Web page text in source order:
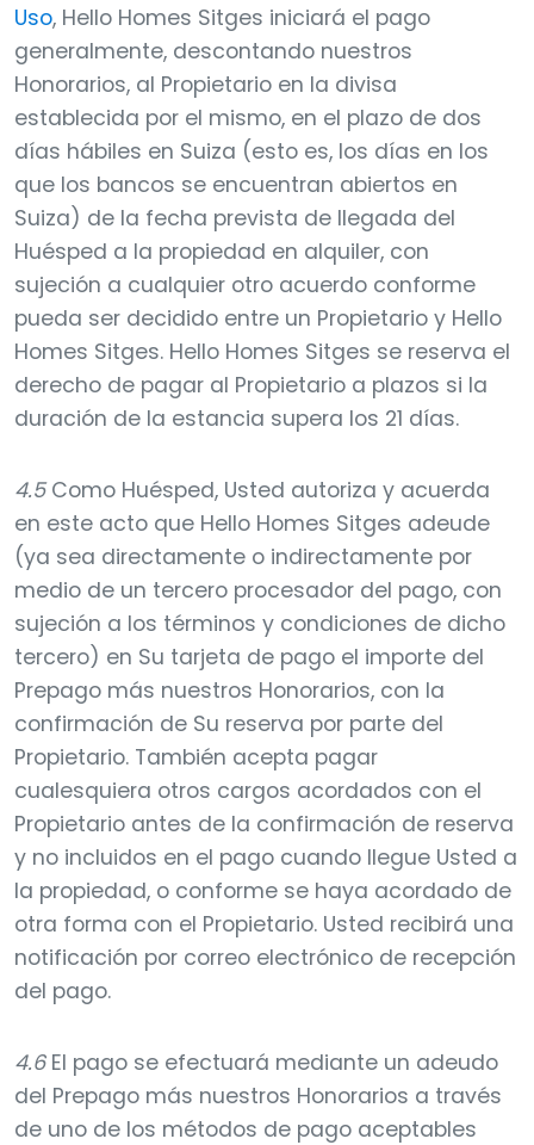
Uso, Hello Homes Sitges iniciará el pago
generalmente, descontando nuestros
Honorarios, al Propietario en la divisa
establecida por el mismo, en el plazo de dos
días hábiles en Suiza (esto es, los días en los
que los bancos se encuentran abiertos en
Suiza) de la fecha prevista de llegada del
Huésped a la propiedad en alquiler, con
sujeción a cualquier otro acuerdo conforme
pueda ser decidido entre un Propietario y Hello
Homes Sitges. Hello Homes Sitges se reserva el
derecho de pagar al Propietario a plazos si la
duración de la estancia supera los 21 días.
4.5Como Huésped, Usted autoriza y acuerda
en este acto que Hello Homes Sitges adeude
(ya sea directamente o indirectamente por
medio de un tercero procesador del pago, con
sujeción a los términos y condiciones de dicho
tercero) en Su tarjeta de pago el importe del
Prepago más nuestros Honorarios, con la
confirmación de Su reserva por parte del
Propietario. También acepta pagar
cualesquiera otros cargos acordados con el
Propietario antes de la confirmación de reserva
y no incluidos en el pago cuando llegue Usted a
la propiedad, o conforme se haya acordado de
otra forma con el Propietario. Usted recibirá una
notificación por correo electrónico de recepción
del pago.
4.6El pago se efectuará mediante un adeudo
del Prepago más nuestros Honorarios a través
de uno de los métodos de pago aceptables